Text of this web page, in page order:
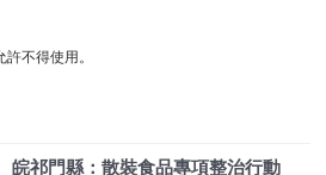
不得使用。
皖祁門縣：散裝食品專項整治行動